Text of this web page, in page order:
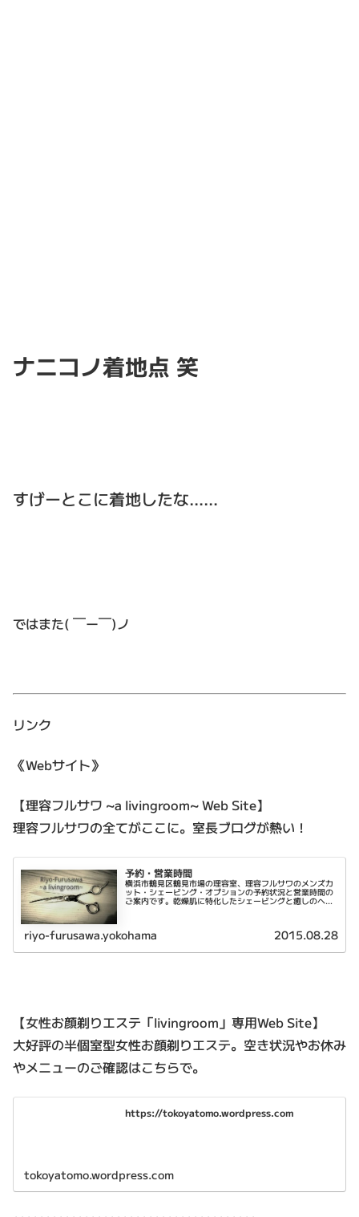
ナニコノ着地点 笑
すげーとこに着地したな……
ではまた( ￣ー￣)ノ
リンク
《Webサイト》
【理容フルサワ ~a livingroom~ Web Site】
理容フルサワの全てがここに。室長ブログが熱い！
予約・営業時間
横浜市鶴見区鶴見市場の理容室、理容フルサワのメンズカ
ット・シェービング・オプションの予約状況と営業時間の
ご案内です。乾燥肌に特化したシェービングと癒しのヘッ
riyo-furusawa.yokohama 2015.08.28
【女性お顔剃りエステ「livingroom」専用Web Site】
大好評の半個室型女性お顔剃りエステ。空き状況やお休み
やメニューのご確認はこちらで。
https://tokoyatomo.wordpress.com
tokoyatomo.wordpress.com